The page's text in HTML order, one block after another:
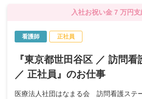
入社お祝い金 7 万円支
看護師 正社員
『東京都世田谷区 ／ 訪問
／ 正社員』のお仕事
医療法人社団はなまる会 訪問看護ステ